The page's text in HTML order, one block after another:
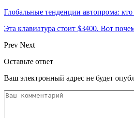
Глобальные тенденции автопрома: кто
Эта клавиатура стоит $3400. Вот
Prev Next
Оставьте ответ
Ваш электронный адрес не будет